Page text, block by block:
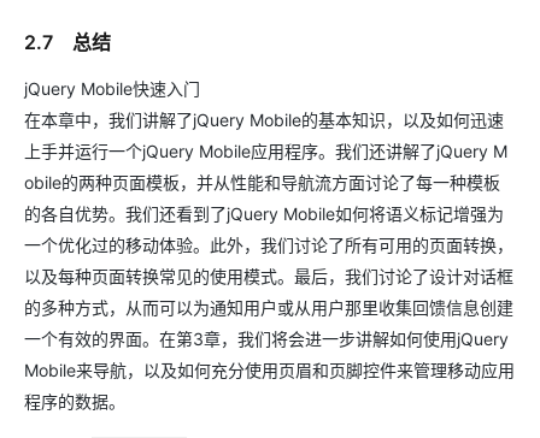
2.7 总结
jQuery Mobile快速入门
在本章中，我们讲解了jQuery Mobile的基本知识，以及如何迅速
上手并运行一个jQuery Mobile应用程序。我们还讲解了jQuery M
obile的两种页面模板，并从性能和导航流方面讨论了每一种模板
的各自优势。我们还看到了jQuery Mobile如何将语义标记增强为
一个优化过的移动体验。此外，我们讨论了所有可用的页面转换，
以及每种页面转换常见的使用模式。最后，我们讨论了设计对话框
的多种方式，从而可以为通知用户或从用户那里收集回馈信息创建
一个有效的界面。在第3章，我们将会进一步讲解如何使用jQuery
Mobile来导航，以及如何充分使用页眉和页脚控件来管理移动应用
程序的数据。